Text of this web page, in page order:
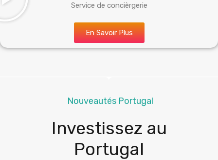
Service de concièrgerie
En Savoir Plus
Nouveautés Portugal
Investissez au
Portugal